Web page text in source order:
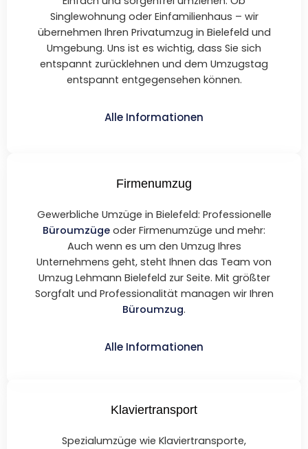
Singlewohnung oder Einfamilienhaus – wir
übernehmen Ihren Privatumzug in Bielefeld und
Umgebung. Uns ist es wichtig, dass Sie sich
entspannt zurücklehnen und dem Umzugstag
entspannt entgegensehen können.
Alle Informationen
Firmenumzug
Gewerbliche Umzüge in Bielefeld: Professionelle
Büroumzüge oder Firmenumzüge und mehr:
Auch wenn es um den Umzug Ihres
Unternehmens geht, steht Ihnen das Team von
Umzug Lehmann Bielefeld zur Seite. Mit größter
Sorgfalt und Professionalität managen wir Ihren
Büroumzug.
Alle Informationen
Klaviertransport
Spezialumzüge wie Klaviertransporte,